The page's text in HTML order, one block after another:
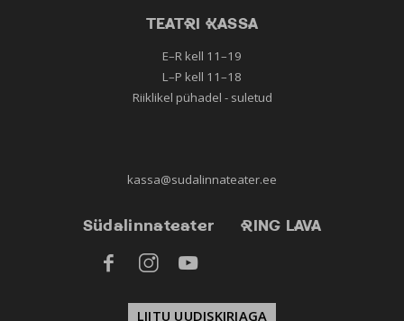
TEATRI KASSA
E–R kell 11–19
L–P kell 11–18
Riiklikel pühadel - suletud
kassa@sudalinnateater.ee
Südalinnateater
  
RING LAVA
LIITU UUDISKIRJAGA